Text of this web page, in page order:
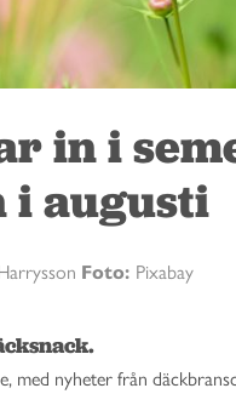
in i
i augusti
Foto: Pixabay
med nyheter från